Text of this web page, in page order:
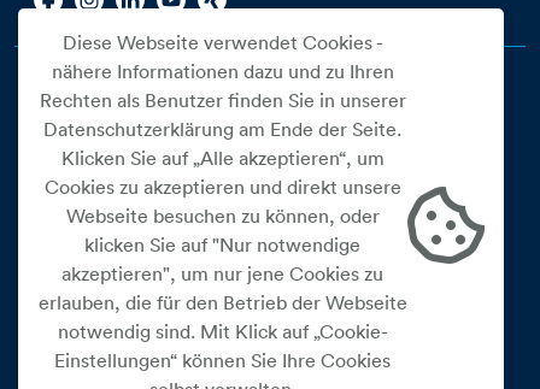
Cookie Einstellungen
Datenschutz
Impressum
Widerrufsbelehrung
Diese Webseite verwendet Cookies -
nähere Informationen dazu und zu Ihren
Rechten als Benutzer finden Sie in unserer
Datenschutzerklärung am Ende der Seite.
Klicken Sie auf „Alle akzeptieren“, um
Cookies zu akzeptieren und direkt unsere
Webseite besuchen zu können, oder
klicken Sie auf "Nur notwendige
akzeptieren", um nur jene Cookies zu
erlauben, die für den Betrieb der Webseite
notwendig sind. Mit Klick auf „Cookie-
Einstellungen“ können Sie Ihre Cookies